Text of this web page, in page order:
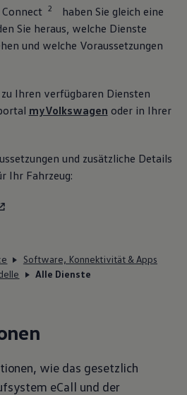
2
haben Sie gleich eine
Sie heraus, welche Dienste
und welche Voraussetzungen
Ihren verfügbaren Diensten
myVolkswagen oder in Ihrer
und zusätzliche Details
Ihr Fahrzeug:
Software, Konnektivität & Apps
Alle Dienste
wie das gesetzlich
eCall und der